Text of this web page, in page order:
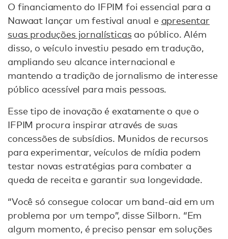
O financiamento do IFPIM foi essencial para a
Nawaat lançar um festival anual e apresentar
suas produções jornalísticasao público. Além
disso, o veículo investiu pesado em tradução,
ampliando seu alcance internacional e
mantendo a tradição de jornalismo de interesse
público acessível para mais pessoas.
Esse tipo de inovação é exatamente o que o
IFPIM procura inspirar através de suas
concessões de subsídios. Munidos de recursos
para experimentar, veículos de mídia podem
testar novas estratégias para combater a
queda de receita e garantir sua longevidade.
“Você só consegue colocar um band-aid em um
problema por um tempo”, disse Silborn. “Em
algum momento, é preciso pensar em soluções